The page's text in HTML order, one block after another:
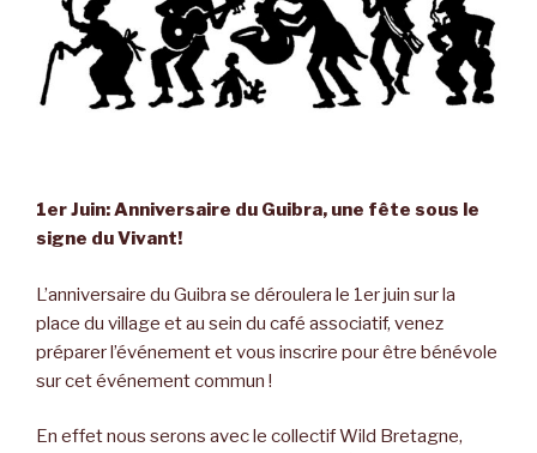
1er Juin: Anniversaire du Guibra, une fête sous le
signe du Vivant!
L’anniversaire du Guibra se déroulera le 1er juin sur la
place du village et au sein du café associatif, venez
préparer l’événement et vous inscrire pour être bénévole
sur cet événement commun !
En effet nous serons avec le collectif Wild Bretagne,